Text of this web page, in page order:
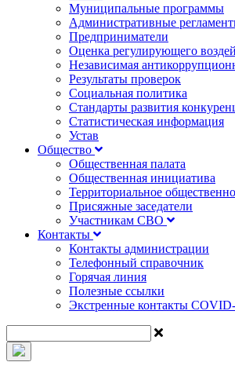
Муниципальные программы
Административные
Предприниматели
Оценка регулирующего
Независимая
Результаты проверок
Социальная политика
Стандарты развития
Статистическая информация
Устав
Общество
Общественная палата
Общественная инициатива
Территориальное
Присяжные заседатели
Участникам СВО
Контакты
Контакты администрации
Телефонный справочник
Горячая линия
Полезные ссылки
Экстренные контакты